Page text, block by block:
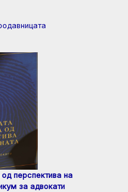
перспектива на
за адвокати